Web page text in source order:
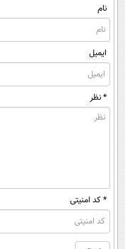
نام
ایمیل
* نظر
* کد امنیتی